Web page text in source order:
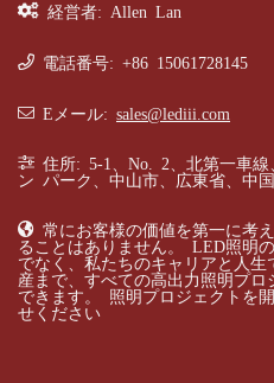
経営者: Allen Lan
電話番号: +86 15061728145
Eメール: sales@lediii.com
住所: 5-1、No. 2、北第一車線
ン パーク、中山市、広東省、中国
常にお客様の価値を第一に考
ることはありません。 LED照明
でなく、私たちのキャリアと人
産まで、すべての高出力照明プ
できます。 照明プロジェクトを
せください